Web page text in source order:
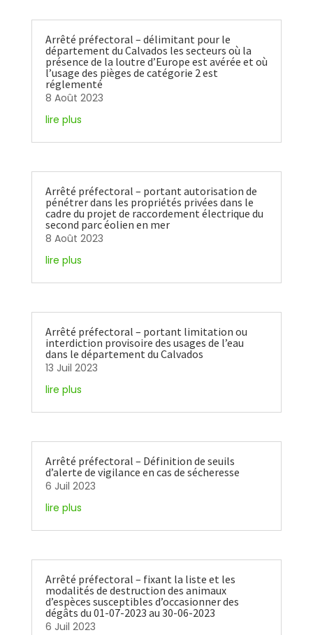
Arrêté préfectoral – délimitant pour le
département du Calvados les secteurs où la
présence de la loutre d’Europe est avérée et où
l’usage des pièges de catégorie 2 est
réglementé
8 Août 2023
lire plus
Arrêté préfectoral – portant autorisation de
pénétrer dans les propriétés privées dans le
cadre du projet de raccordement électrique du
second parc éolien en mer
8 Août 2023
lire plus
Arrêté préfectoral – portant limitation ou
interdiction provisoire des usages de l’eau
dans le département du Calvados
13 Juil 2023
lire plus
Arrêté préfectoral – Définition de seuils
d’alerte de vigilance en cas de sécheresse
6 Juil 2023
lire plus
Arrêté préfectoral – fixant la liste et les
modalités de destruction des animaux
d’espèces susceptibles d’occasionner des
dégâts du 01-07-2023 au 30-06-2023
6 Juil 2023